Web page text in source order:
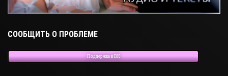
СООБЩИТЬ О ПРОБЛЕМЕ
Поддержка в ВК